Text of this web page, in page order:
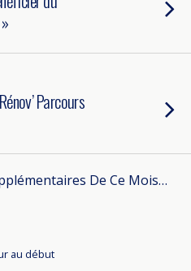
Parcours
De Ce Mois…
au début